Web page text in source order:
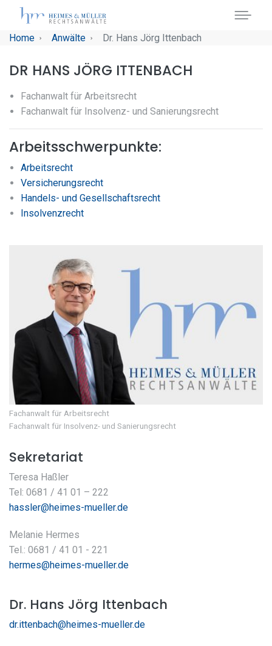
Skip to main navigation
Skip to main content
Skip to page footer
You are here:
Home Anwälte Dr. Hans Jörg Ittenbach
DR HANS JÖRG ITTENBACH
Fachanwalt für Arbeitsrecht
Fachanwalt für Insolvenz- und Sanierungsrecht
Arbeitsschwerpunkte:
Arbeitsrecht
Versicherungsrecht
Handels- und Gesellschaftsrecht
Insolvenzrecht
Fachanwalt für Arbeitsrecht
Fachanwalt für Insolvenz- und Sanierungsrecht
Sekretariat
Teresa Haßler
Tel: 0681 / 41 01 – 222
hassler@heimes-mueller.de
Melanie Hermes
Tel.: 0681 / 41 01 - 221
hermes@heimes-mueller.de
Dr. Hans Jörg Ittenbach
dr.ittenbach@heimes-mueller.de